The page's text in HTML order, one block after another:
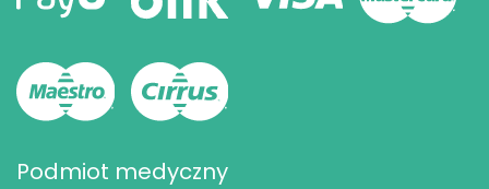
Podmiot medyczny